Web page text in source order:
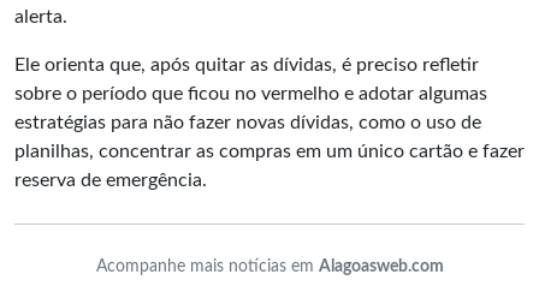
alerta.
Ele orienta que, após quitar as dívidas, é preciso refletir
sobre o período que ficou no vermelho e adotar algumas
estratégias para não fazer novas dívidas, como o uso de
planilhas, concentrar as compras em um único cartão e fazer
reserva de emergência.
Acompanhe mais notícias em Alagoasweb.com